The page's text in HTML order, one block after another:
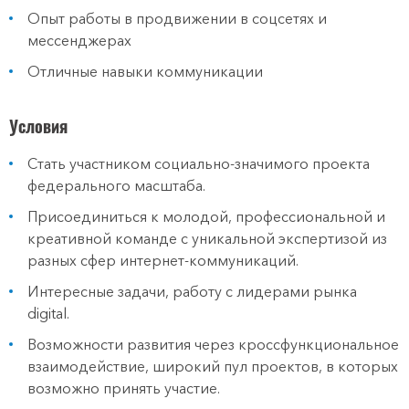
Опыт работы в продвижении в соцсетях и
мессенджерах
Отличные навыки коммуникации
Условия
Стать участником социально-значимого проекта
федерального масштаба.
Присоединиться к молодой, профессиональной и
креативной команде с уникальной экспертизой из
разных сфер интернет-коммуникаций.
Интересные задачи, работу с лидерами рынка
digital.
Возможности развития через кроссфункциональное
взаимодействие, широкий пул проектов, в которых
возможно принять участие.